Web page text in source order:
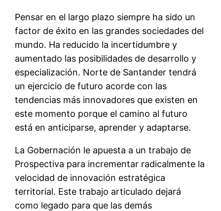
Pensar en el largo plazo siempre ha sido un
factor de éxito en las grandes sociedades del
mundo. Ha reducido la incertidumbre y
aumentado las posibilidades de desarrollo y
especialización. Norte de Santander tendrá
un ejercicio de futuro acorde con las
tendencias más innovadores que existen en
este momento porque el camino al futuro
está en anticiparse, aprender y adaptarse.
La Gobernación le apuesta a un trabajo de
Prospectiva para incrementar radicalmente la
velocidad de innovación estratégica
territorial. Este trabajo articulado dejará
como legado para que las demás